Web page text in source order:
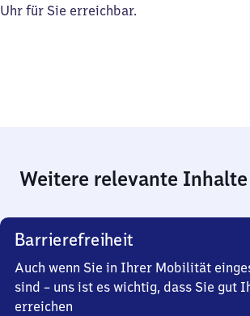
Uhr für Sie erreichbar.
Weitere relevante Inhalte
Barrierefreiheit
Auch wenn Sie in Ihrer Mobilität
sind – uns ist es wichtig, dass Sie gut
erreichen